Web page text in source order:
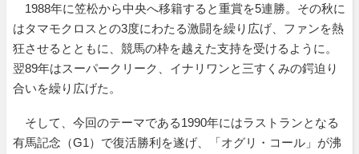
1988年に笠松から中央へ移籍すると重賞を5連勝。その秋に
はタマモクロスとの3度にわたる激闘を繰り広げ、ファンを熱
狂させるとともに、競馬の枠を越えた支持を受けるように。
翌89年はスーパークリーク、イナリワンと三すくみの鍔迫り
合いを繰り広げた。
そして、今回のテーマである1990年にはラストランとなる
有馬記念（G1）で復活勝利を遂げ、「オグリ・コール」が沸